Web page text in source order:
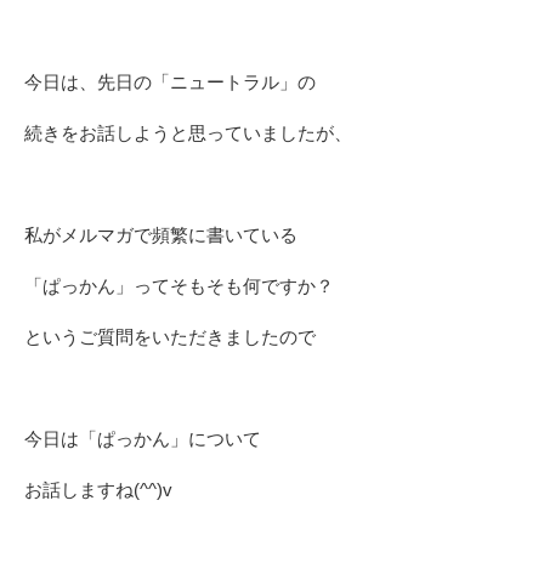
今日は、先日の「ニュートラル」の
続きをお話しようと思っていましたが、
私がメルマガで頻繁に書いている
「ぱっかん」ってそもそも何ですか？
というご質問をいただきましたので
今日は「ぱっかん」について
お話しますね(^^)v